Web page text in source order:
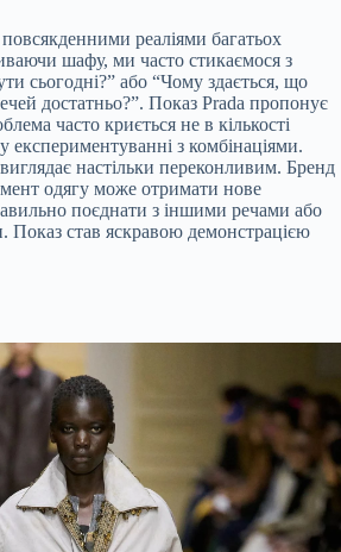
реаліями багатьох
шафу, ми часто стикаємося з
сьогодні?” або “Чому здається, що
достатньо?”. Показ Prada пропонує
часто криється не в кількості
експериментуванні з комбінаціями.
настільки переконливим. Бренд
одягу може отримати нове
поєднати з іншими речами або
Показ став яскравою демонстрацією